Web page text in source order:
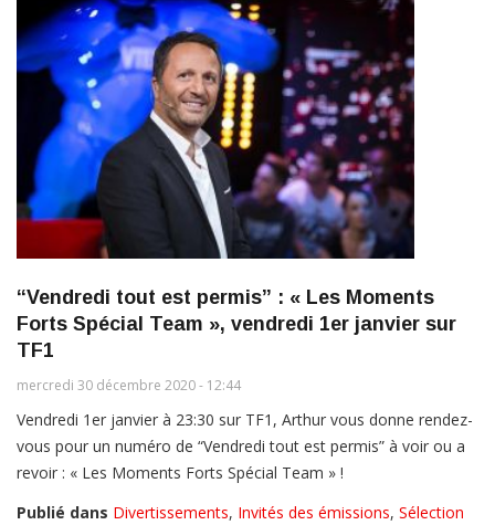
“Vendredi tout est permis” : « Les Moments
Forts Spécial Team », vendredi 1er janvier sur
TF1
mercredi 30 décembre 2020 - 12:44
Vendredi 1er janvier à 23:30 sur TF1, Arthur vous donne rendez-
vous pour un numéro de “Vendredi tout est permis” à voir ou a
revoir : « Les Moments Forts Spécial Team » !
Publié dans Divertissements, Invités des émissions, Sélection